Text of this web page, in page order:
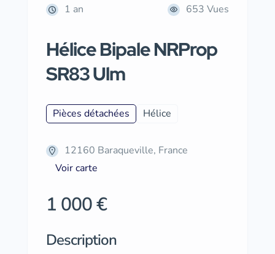
1 an 653 Vues
Hélice Bipale NRProp
SR83 Ulm
Pièces détachées Hélice
12160 Baraqueville, France
Voir carte
1 000 €
Description